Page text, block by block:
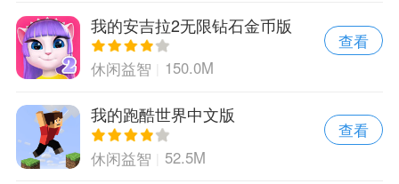
我的安吉拉2无限钻石金币版
休闲益智 150.0M
查看
我的跑酷世界中文版
休闲益智 52.5M
查看